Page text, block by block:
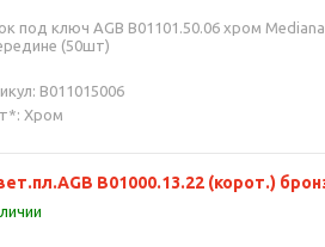
под ключ AGB В01101.50.06 хром
(50шт)
B011015006
Хром
В01000.13.22 (корот.)